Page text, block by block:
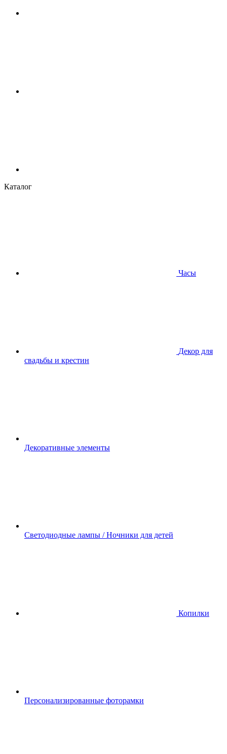
Каталог
Часы
Декор для
свадьбы и крестин
Декоративные элементы
Светодиодные лампы / Ночники для детей
Копилки
Персонализированные фоторамки